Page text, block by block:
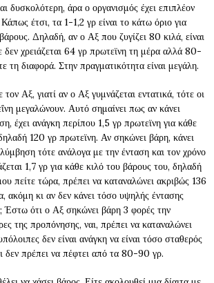
δυσκολότερη, άρα ο οργανισμός έχει επιπλέον
έτσι, τα 1-1,2 γρ είναι το κάτω όριο για
Δηλαδή, αν ο Αξ που ζυγίζει 80 κιλά, είναι
χρειάζεται 64 γρ πρωτεϊνη τη μέρα αλλά 80-
τη διαφορά. Στην πραγματικότητα είναι μεγάλη.
Αξ, γιατί αν ο Αξ γυμνάζεται εντατικά, τότε οι
μεγαλώνουν. Αυτό σημαίνει πως αν κάνει
έχει ανάγκη περίπου 1,5 γρ πρωτεϊνη για κάθε
120 γρ πρωτεϊνη. Αν σηκώνει βάρη, κάνει
τότε ανάλογα με την ένταση και τον χρόνο
1,7 γρ για κάθε κιλό του βάρους του, δηλαδή
πείτε τώρα, πρέπει να καταναλώνει ακριβώς 136
ακόμη κι αν δεν κάνει τόσο υψηλής έντασης
Έστω ότι ο Αξ σηκώνει βάρη 3 φορές την
της προπόνησης, ναι, πρέπει να καταναλώνει
δεν είναι ανάγκη να είναι τόσο σταθερός
δεν πρέπει να πέφτει από τα 80-90 γρ.